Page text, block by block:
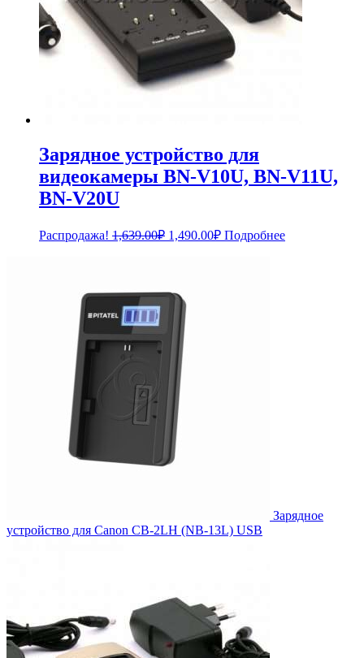
Зарядное устройство для
видеокамеры BN-V10U, BN-V11U,
BN-V20U
Распродажа! 1,639.00₽ Первоначальная
1,490.00₽Текущая
цена:
Подробнее
Зарядное
устройство для Canon CB-2LH (NB-13L) USB